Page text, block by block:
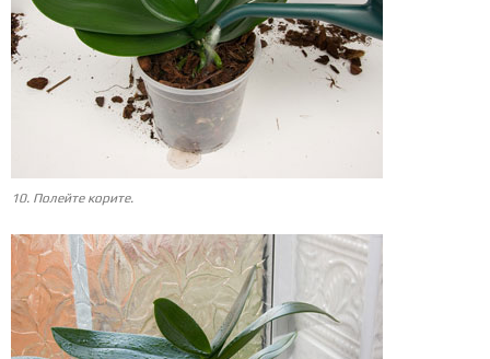
10. Полейте корите.